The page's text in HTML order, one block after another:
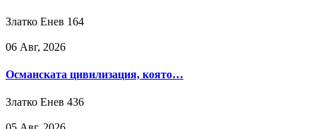
Златко Енев 164
06 Авг, 2026
Османската цивилизация, която…
Златко Енев 436